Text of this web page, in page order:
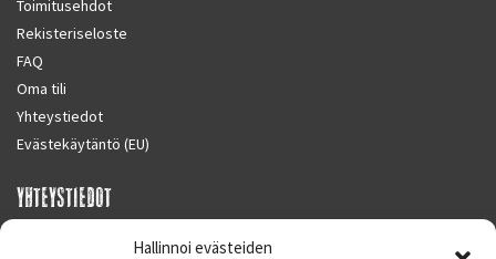
Hallinnoi evästeiden
Toimitusehdot
Rekisteriseloste
FAQ
Oma tili
Yhteystiedot
Evästekäytäntö (EU)
YHTEYSTIEDOT
SUPERMOTO CENTER